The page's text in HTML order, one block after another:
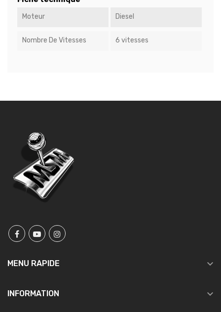
Moteur Diesel
Nombre De Vitesses 6 vitesses
MENU RAPIDE 
INFORMATION 